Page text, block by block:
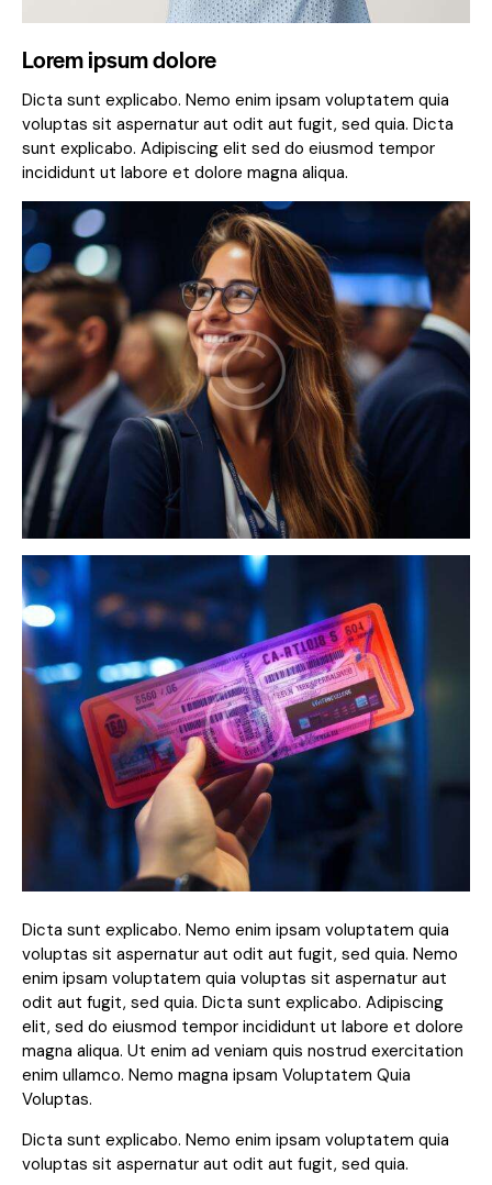
Lorem ipsum dolore
Dicta sunt explicabo. Nemo enim ipsam voluptatem quia
voluptas sit aspernatur aut odit aut fugit, sed quia. Dicta
sunt explicabo. Adipiscing elit sed do eiusmod tempor
incididunt ut labore et dolore magna aliqua.
Dicta sunt explicabo. Nemo enim ipsam voluptatem quia
voluptas sit aspernatur aut odit aut fugit, sed quia. Nemo
enim ipsam voluptatem quia voluptas sit aspernatur aut
odit aut fugit, sed quia. Dicta sunt explicabo. Adipiscing
elit, sed do eiusmod tempor incididunt ut labore et dolore
magna aliqua. Ut enim ad veniam quis nostrud exercitation
enim ullamco. Nemo magna ipsam Voluptatem Quia
Voluptas.
Dicta sunt explicabo. Nemo enim ipsam voluptatem quia
voluptas sit aspernatur aut odit aut fugit, sed quia.